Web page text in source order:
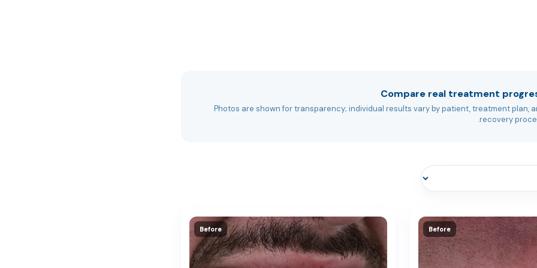
قشرة إي-ماكس
تاج إي-ماكس Varies
Ask clinic
Choose
Compare real treatment
Photos are shown for transparency; individual results vary by patient, treatment plan,
recovery
Before
Before